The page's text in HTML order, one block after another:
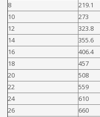
8
219.1
10
273
12
323.8
14
355.6
16
406.4
18
457
20
508
22
559
24
610
26
660